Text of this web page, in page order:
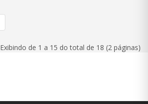
Exibindo de 1 a 15 do total de 18 (2 páginas)